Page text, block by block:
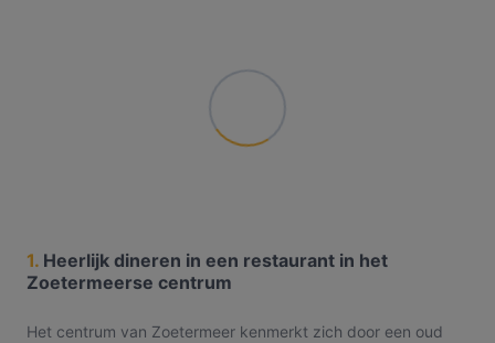
1. Heerlijk dineren in een restaurant in het
Zoetermeerse centrum
Het centrum van Zoetermeer kenmerkt zich door een oud